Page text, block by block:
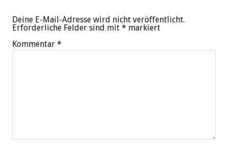
Deine E-Mail-Adresse wird nicht veröffentlicht.
Erforderliche Felder sind mit * markiert
Kommentar *